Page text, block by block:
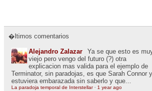
�ltimos comentarios
Alejandro Zalazar
Ya se que esto es
viejo pero vengo del futuro (?) otra
explicacion mas valida para el ejemplo de
Terminator, sin paradojas, es que Sarah Connor
estuviera embarazada sin saberlo y que...
La paradoja temporal de Interstellar· 1 year ago